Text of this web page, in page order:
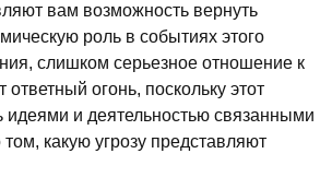
вам возможность вернуть
роль в событиях этого
слишком серьезное отношение к
огонь, поскольку этот
идеями и деятельностью связанными
какую угрозу представляют